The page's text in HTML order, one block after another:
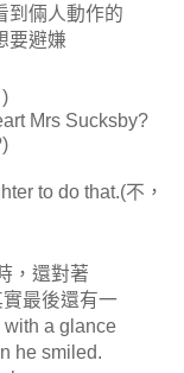
到倆人動作的
要避嫌
Mrs Sucksby?
to do that.(不，
，還對著
最後還有一
with a glance
he smiled.